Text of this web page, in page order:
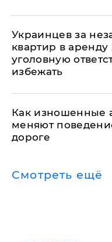
Украинцев за
квартир в
уголовную
избежать
Как изношенные
меняют
дороге
Смотреть ещё